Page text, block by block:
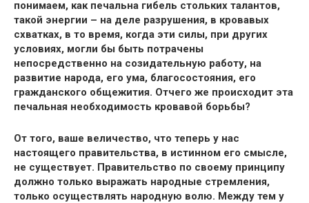
понимаем, как печальна гибель стольких талантов,
такой энергии – на деле разрушения, в кровавых
схватках, в то время, когда эти силы, при других
условиях, могли бы быть потрачены
непосредственно на созидательную работу, на
развитие народа, его ума, благосостояния, его
гражданского общежития. Отчего же происходит эта
печальная необходимость кровавой борьбы?
От того, ваше величество, что теперь у нас
настоящего правительства, в истинном его смысле,
не существует. Правительство по своему принципу
должно только выражать народные стремления,
только осуществлять народную волю. Между тем у